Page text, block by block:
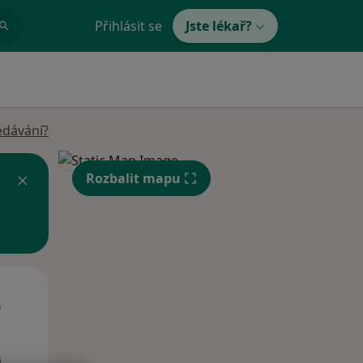
Přihlásit se Jste lékař?
Rozbalit mapu